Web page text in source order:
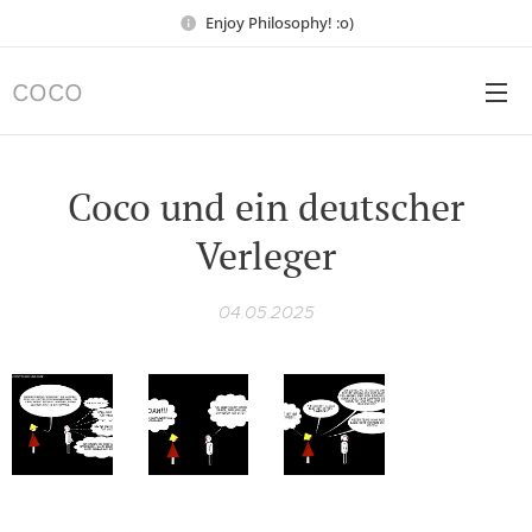
Enjoy Philosophy! :o)
COCO
Coco und ein deutscher
Verleger
04.05.2025